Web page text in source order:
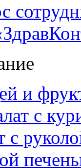
и
с
с